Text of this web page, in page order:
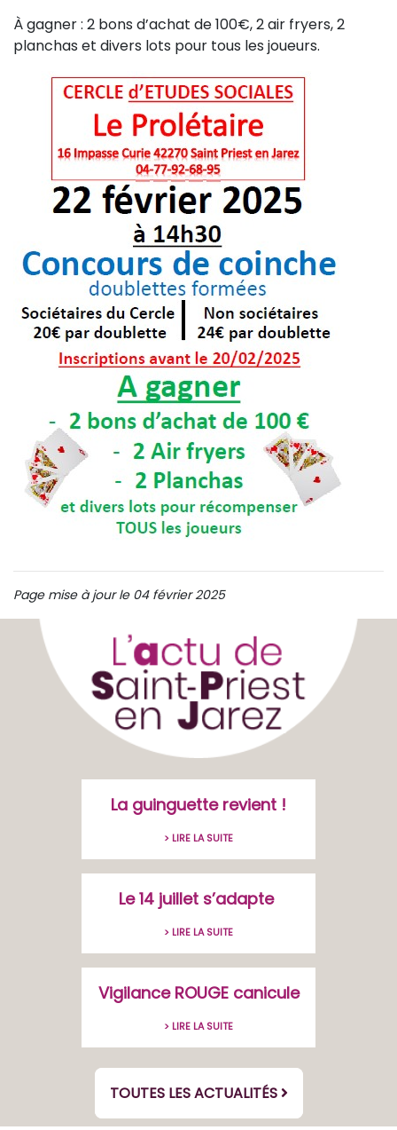
À gagner : 2 bons d’achat de 100€, 2 air fryers, 2
planchas et divers lots pour tous les joueurs.
Page mise à jour le 04 février 2025
La guinguette revient !
> LIRE LA SUITE
Le 14 juillet s’adapte
> LIRE LA SUITE
Vigilance ROUGE canicule
> LIRE LA SUITE
TOUTES LES ACTUALITÉS